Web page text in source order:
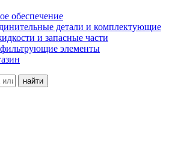
обеспечение
детали и комплектующие
и запасные части
элементы